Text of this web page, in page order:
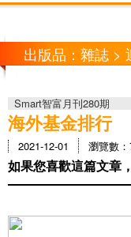
出版品：雜誌
Smart智富月刊280期
海外基金排行
2021-12-01 瀏覽數
如果您喜歡這篇文章